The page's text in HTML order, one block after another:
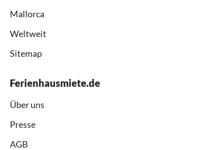
Mallorca
Weltweit
Sitemap
Ferienhausmiete.de
Über uns
Presse
AGB